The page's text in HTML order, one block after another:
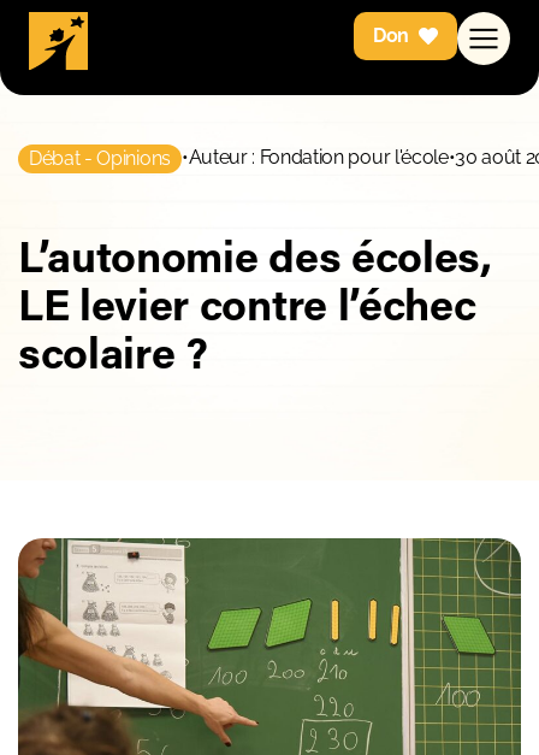
Don
Débat - Opinions •Auteur : Fondation pour l'école•30 août
L’autonomie des écoles,
LE levier contre l’échec
scolaire ?